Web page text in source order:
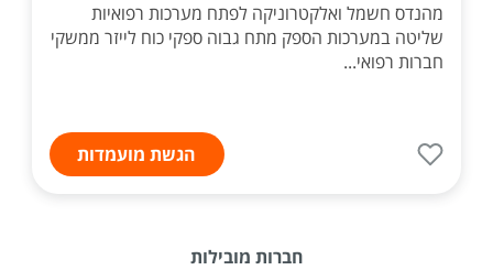
מהנדס חשמל ואלקטרוניקה לפתח מערכות רפואיות
שליטה במערכות הספק מתח גבוה ספקי כוח לייזר ממשקי
חברות רפואי...
הגשת מועמדות
חברות מובילות